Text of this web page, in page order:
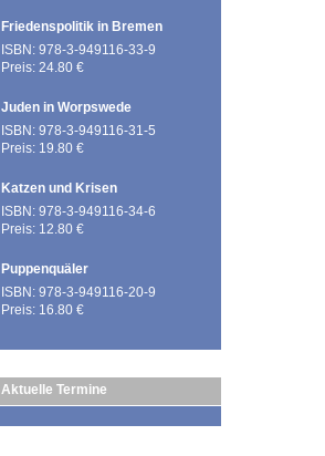
Friedenspolitik in Bremen
ISBN: 978-3-949116-33-9
Preis: 24.80 €
Juden in Worpswede
ISBN: 978-3-949116-31-5
Preis: 19.80 €
Katzen und Krisen
ISBN: 978-3-949116-34-6
Preis: 12.80 €
Puppenquäler
ISBN: 978-3-949116-20-9
Preis: 16.80 €
Aktuelle Termine